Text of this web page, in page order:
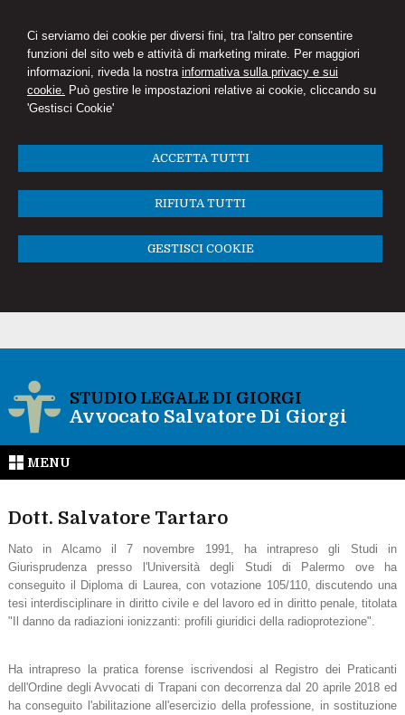
Ci serviamo dei cookie per diversi fini, tra l'altro per consentire
funzioni del sito web e attività di marketing mirate. Per maggiori
informazioni, riveda la nostra informativa sulla privacy e sui
cookie. Può gestire le impostazioni relative ai cookie, cliccando su
'Gestisci Cookie'
ACCETTA TUTTI
RIFIUTA TUTTI
GESTISCI COOKIE
STUDIO LEGALE DI GIORGI
Avvocato Salvatore Di Giorgi
MENU
Dott. Salvatore Tartaro
Nato in Alcamo il 7 novembre 1991, ha intrapreso gli Studi in
Giurisprudenza presso l'Università degli Studi di Palermo ove ha
conseguito il Diploma di Laurea, con votazione 105/110, discutendo una
tesi interdisciplinare in diritto civile e del lavoro ed in diritto penale, titolata
"Il danno da radiazioni ionizzanti: profili giuridici della radioprotezione".
Ha intrapreso la pratica forense iscrivendosi al Registro dei Praticanti
dell'Ordine degli Avvocati di Trapani con decorrenza dal 20 aprile 2018 ed
ha conseguito l'abilitazione all'esercizio della professione, in sostituzione